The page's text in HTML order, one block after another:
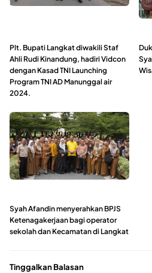
Plt. Bupati Langkat diwakili Staf
Ahli Rudi Kinandung, hadiri Vidcon
dengan Kasad TNI Launching
Program TNI AD Manunggal air
2024.
Syah Afandin menyerahkan BPJS
Ketenagakerjaan bagi operator
sekolah dan Kecamatan di Langkat
Tinggalkan Balasan